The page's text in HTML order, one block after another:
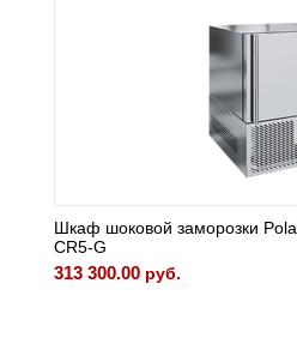
Шкаф шоковой заморозки Polair
CR5-G
313 300.00 руб.